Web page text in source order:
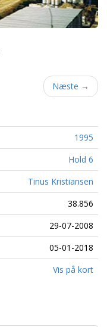
Næste →
1995
Hold 6
Tinus Kristiansen
38.856
29-07-2008
05-01-2018
Vis på kort